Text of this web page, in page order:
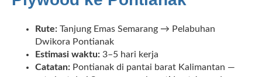
Rute: Tanjung Emas Semarang → Pelabuhan
Dwikora Pontianak
Estimasi waktu: 3–5 hari kerja
Catatan: Pontianak di pantai barat Kalimantan —